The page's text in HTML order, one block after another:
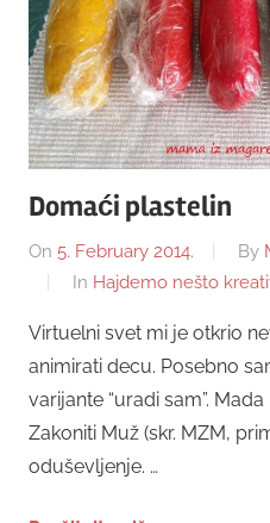
Domaći plastelin
On 5. February 2014. By
In Hajdemo nešto
Virtuelni svet mi je otkrio
animirati decu. Posebno
varijante “uradi sam”.
Zakoniti Muž (skr. MZM,
oduševljenje. …